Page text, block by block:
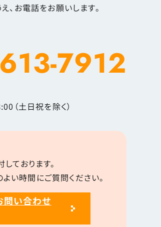
、お電話をお願いします。
7912
土日祝を除く）
ております。
い時間にご質問ください。
問い合わせ